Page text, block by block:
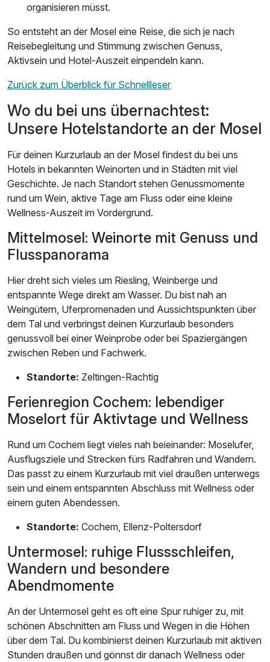
organisieren müsst.
So entsteht an der Mosel eine Reise, die sich je nach
Reisebegleitung und Stimmung zwischen Genuss,
Aktivsein und Hotel-Auszeit einpendeln kann.
Zurück zum Überblick für Schnellleser
Wo du bei uns übernachtest:
Unsere Hotelstandorte an der Mosel
Für deinen Kurzurlaub an der Mosel findest du bei uns
Hotels in bekannten Weinorten und in Städten mit viel
Geschichte. Je nach Standort stehen Genussmomente
rund um Wein, aktive Tage am Fluss oder eine kleine
Wellness-Auszeit im Vordergrund.
Mittelmosel: Weinorte mit Genuss und
Flusspanorama
Hier dreht sich vieles um Riesling, Weinberge und
entspannte Wege direkt am Wasser. Du bist nah an
Weingütern, Uferpromenaden und Aussichtspunkten über
dem Tal und verbringst deinen Kurzurlaub besonders
genussvoll bei einer Weinprobe oder bei Spaziergängen
zwischen Reben und Fachwerk.
Standorte: Zeltingen-Rachtig
Ferienregion Cochem: lebendiger
Moselort für Aktivtage und Wellness
Rund um Cochem liegt vieles nah beieinander: Moselufer,
Ausflugsziele und Strecken fürs Radfahren und Wandern.
Das passt zu einem Kurzurlaub mit viel draußen unterwegs
sein und einem entspannten Abschluss mit Wellness oder
einem guten Abendessen.
Standorte: Cochem, Ellenz-Poltersdorf
Untermosel: ruhige Flussschleifen,
Wandern und besondere
Abendmomente
An der Untermosel geht es oft eine Spur ruhiger zu, mit
schönen Abschnitten am Fluss und Wegen in die Höhen
über dem Tal. Du kombinierst deinen Kurzurlaub mit aktiven
Stunden draußen und gönnst dir danach Wellness oder